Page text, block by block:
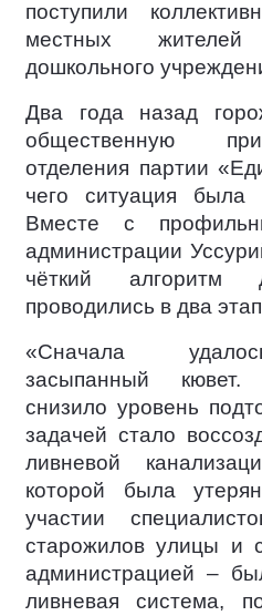
поступили
местных
дошкольного
Два года назад
общественную
отделения партии
чего ситуация была
Вместе с
администрации
чёткий алгоритм
проводились в два
«Сначала
засыпанный
снизило уровень
задачей стало
ливневой
которой была
участии
старожилов улицы и
администрацией –
ливневая система,